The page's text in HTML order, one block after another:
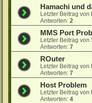
Hamachi und
Letzter Beitrag von
Antworten:2
MMS Port
Letzter Beitrag von
Antworten:7
ROuter
Letzter Beitrag von
Antworten:7
Host Problem
Letzter Beitrag von
Antworten:4